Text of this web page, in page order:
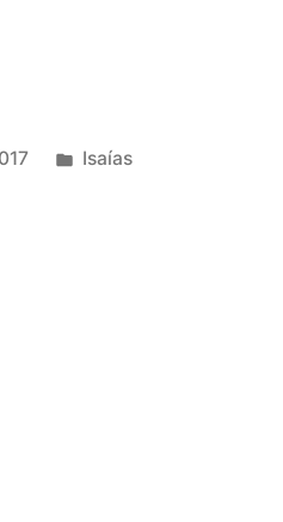
Posted
Isaías